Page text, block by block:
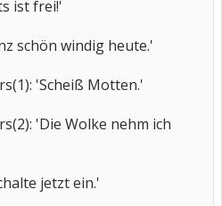
ist frei!'
schön windig heute.'
'Scheiß Motten.'
'Die Wolke nehm ich
jetzt ein.'